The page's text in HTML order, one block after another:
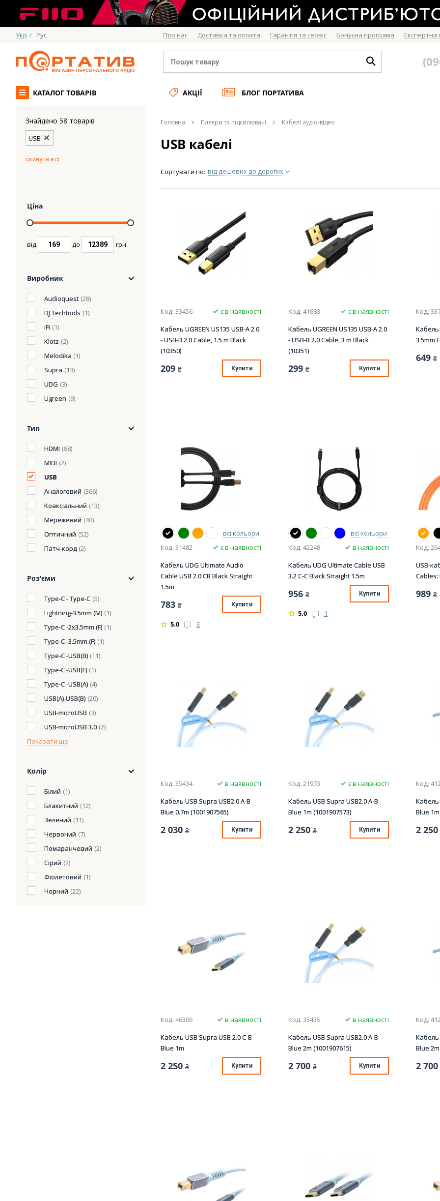
Укр / Рус Про нас Доставка та оплата Гарантія та сервіс Бонусна програма Експертна
КАТАЛОГ ТОВАРІВ АКЦІЇ БЛОГ ПОРТАТИВА
Ціна
від до грн.
Виробник
Audioquest (28)
DJ Techtools (1)
iFi (1)
Klotz (2)
Melodika (1)
Supra (13)
UDG (3)
Ugreen (9)
Тип
HDMI (88)
MIDI (2)
USB
Аналоговий (366)
Коаксіальний (13)
Мережевий (40)
Оптичний (52)
Патч-корд (2)
Роз'єми
Type-C - Type-C (5)
Lightning-3.5mm (M) (1)
Type-C -2х3.5mm.(F) (1)
Type-C -3.5mm.(F) (1)
Type-C -USB(B) (11)
Type-C -USB(F) (1)
Type-C -USB(А) (4)
USB(А)-USB(В) (20)
USB-microUSB (3)
USB-microUSB 3.0 (2)
Показати ще
Колір
Білий (1)
Блакитний (12)
Зелений (11)
Червоний (7)
Помаранчевий (2)
Сірий (2)
Фіолетовий (1)
Чорний (22)
Знайдено 58 товарів
USB
скинути всі
Головна Плеєри та підсилювачі Кабелі аудіо-відео
USB кабелі
Сортувати по: від дешевих до дорогих
Код: 33456
є в наявності
Кабель UGREEN US135 USB-A 2.0
- USB-B 2.0 Cable, 1.5 m Black
(10350)
209 ₴ Купити
Код: 41683
є в наявності
Кабель UGREEN US135 USB-A 2.0
- USB-B 2.0 Cable, 3 m Black
(10351)
299 ₴ Купити
Код:
Кабель
3.5mm
649 ₴
всі кольори
Код: 31482
є в наявності
Кабель UDG Ultimate Audio
Cable USB 2.0 CB Black Straight
1.5m
783 ₴ Купити
5.0 3
всі кольори
Код: 42248
в наявності
Кабель UDG Ultimate Cable USB
3.2 C-C Black Straight 1.5m
956 ₴ Купити
5.0 1
Код:
USB-
Cables:
989 ₴
Код: 35434
в наявності
Кабель USB Supra USB2.0 A-B
Blue 0.7m (1001907565)
2 030 ₴ Купити
Код: 21973
є в наявності
Кабель USB Supra USB2.0 A-B
Blue 1m (1001907573)
2 250 ₴ Купити
Код:
Кабель
Blue 1m
2 250
Код: 46306
в наявності
Кабель USB Supra USB 2.0 C-B
Blue 1m
2 250 ₴ Купити
Код: 35435
в наявності
Кабель USB Supra USB2.0 A-B
Blue 2m (1001907615)
2 700 ₴ Купити
Код:
Кабель
Blue 2m
2 700